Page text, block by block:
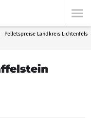
Pelletspreise Landkreis Lichtenfels